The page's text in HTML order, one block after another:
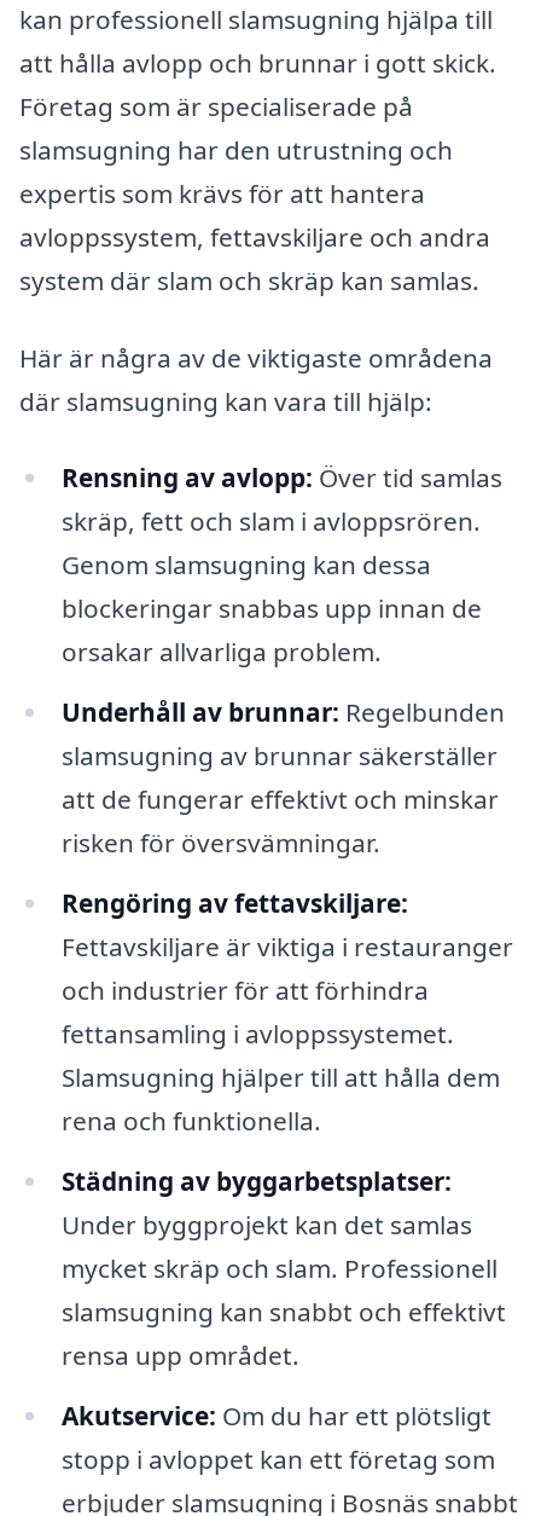
kan professionell slamsugning hjälpa till
att hålla avlopp och brunnar i gott skick.
Företag som är specialiserade på
slamsugning har den utrustning och
expertis som krävs för att hantera
avloppssystem, fettavskiljare och andra
system där slam och skräp kan samlas.
Här är några av de viktigaste områdena
där slamsugning kan vara till hjälp:
Rensning av avlopp: Över tid samlas
skräp, fett och slam i avloppsrören.
Genom slamsugning kan dessa
blockeringar snabbas upp innan de
orsakar allvarliga problem.
Underhåll av brunnar: Regelbunden
slamsugning av brunnar säkerställer
att de fungerar effektivt och minskar
risken för översvämningar.
Rengöring av fettavskiljare:
Fettavskiljare är viktiga i restauranger
och industrier för att förhindra
fettansamling i avloppssystemet.
Slamsugning hjälper till att hålla dem
rena och funktionella.
Städning av byggarbetsplatser:
Under byggprojekt kan det samlas
mycket skräp och slam. Professionell
slamsugning kan snabbt och effektivt
rensa upp området.
Akutservice: Om du har ett plötsligt
stopp i avloppet kan ett företag som
erbjuder slamsugning i Bosnäs snabbt